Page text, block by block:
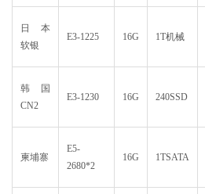
日本
软银
E3-1225 16G 1T机械
韩国
CN2
E3-1230 16G 240SSD
柬埔寨
E5-
2680*2
16G 1TSATA